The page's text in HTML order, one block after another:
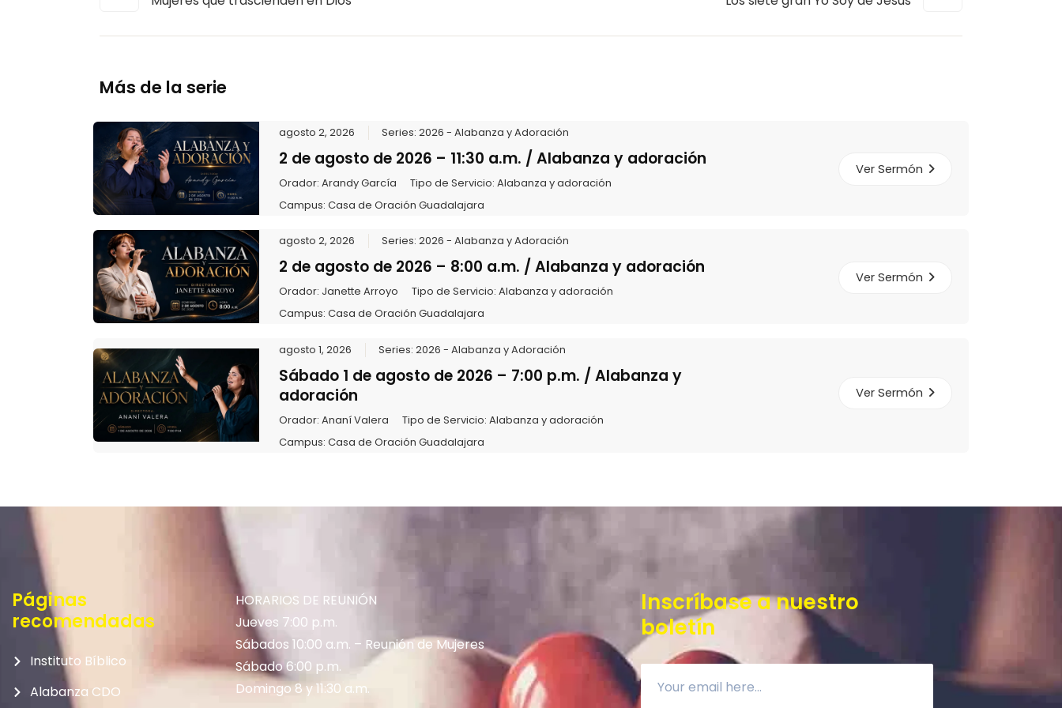
Más de la serie
agosto 2, 2026 Series:2026 - Alabanza y Adoración
2 de agosto de 2026 – 11:30 a.m. / Alabanza y adoración
Orador:Arandy García Tipo de Servicio:Alabanza y adoración
Campus:Casa de Oración Guadalajara
Ver Sermón
agosto 2, 2026 Series:2026 - Alabanza y Adoración
2 de agosto de 2026 – 8:00 a.m. / Alabanza y adoración
Orador: Janette Arroyo Tipo de Servicio:Alabanza y adoración
Campus:Casa de Oración Guadalajara
Ver Sermón
agosto 1, 2026 Series:2026 - Alabanza y Adoración
Sábado 1 de agosto de 2026 – 7:00 p.m. / Alabanza y
adoración
Orador:Ananí Valera Tipo de Servicio:Alabanza y adoración
Campus:Casa de Oración Guadalajara
Ver Sermón
Páginas
recomendadas
Instituto Bíblico
Alabanza CDO
HORARIOS DE REUNIÓN
Jueves 7:00 p.m.
Sábados 10:00 a.m. – Reunión de Mujeres
Sábado 6:00 p.m.
Domingo 8 y 11:30 a.m.
Inscríbase a nuestro
boletín